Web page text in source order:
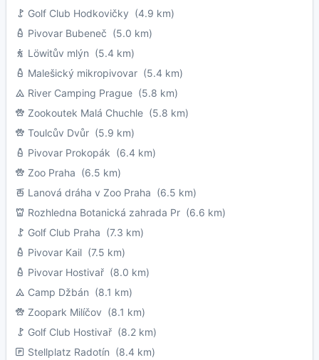
Golf Club Hodkovičky (4.9 km)
Pivovar Bubeneč (5.0 km)
Löwitův mlýn (5.4 km)
Malešický mikropivovar (5.4 km)
River Camping Prague (5.8 km)
Zookoutek Malá Chuchle (5.8 km)
Toulcův Dvůr (5.9 km)
Pivovar Prokopák (6.4 km)
Zoo Praha (6.5 km)
Lanová dráha v Zoo Praha (6.5 km)
Rozhledna Botanická zahrada Pr (6.6 km)
Golf Club Praha (7.3 km)
Pivovar Kail (7.5 km)
Pivovar Hostivař (8.0 km)
Camp Džbán (8.1 km)
Zoopark Milíčov (8.1 km)
Golf Club Hostivař (8.2 km)
Stellplatz Radotín (8.4 km)